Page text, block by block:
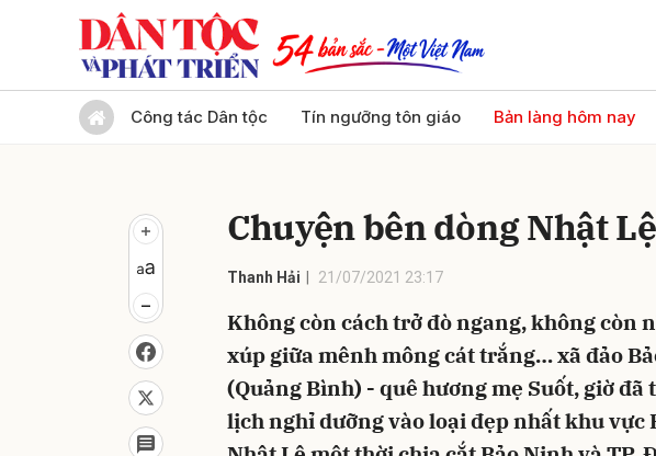
Công tác Dân tộc Tín ngưỡng tôn giáo Bản làng hôm nay
Chuyện bên dòng Nhật Lệ
Thanh Hải 21/07/2021 23:17
Không còn cách trở đò ngang, không còn
xúp giữa mênh mông cát trắng… xã đảo
(Quảng Bình) - quê hương mẹ Suốt, giờ
lịch nghỉ dưỡng vào loại đẹp nhất khu vực
Gửi bình luận